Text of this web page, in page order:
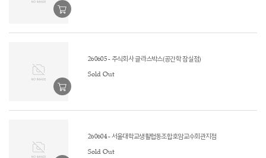
260605 - 주식회사 글라스박스(공간학 잠실점)
Sold Out
260604 - 서울대학교생활협동조합호암교수회관지점
Sold Out